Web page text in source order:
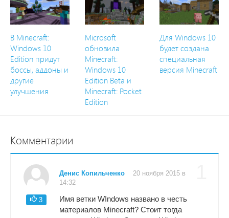
В Minecraft:
Windows 10
Edition придут
боссы, аддоны и
другие
улучшения
Microsoft
обновила
Minecraft:
Windows 10
Edition Beta и
Minecraft: Pocket
Edition
Для Windows 10
будет создана
специальная
версия Minecraft
Комментарии
3
Денис Копильченко
20 ноября 2015 в
14:32
Имя ветки WIndows названо в честь
материалов Minecraft? Стоит тогда